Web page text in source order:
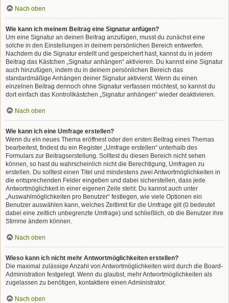
Nach oben
Wie kann ich meinem Beitrag eine Signatur anfügen?
Um eine Signatur an deinen Beitrag anzufügen, musst du zunächst eine
solche in den Einstellungen in deinem persönlichen Bereich entwerfen.
Nachdem du die Signatur erstellt und gespeichert hast, kannst du in jedem
Beitrag das Kästchen „Signatur anhängen“ aktivieren. Du kannst eine Signatur
auch hinzufügen, indem du in deinem persönlichen Bereich das
standardmäßige Anhängen deiner Signatur aktivierst. Wenn du einen
einzelnen Beitrag dennoch ohne Signatur verfassen möchtest, so kannst du
dort einfach das Kontrollkästchen „Signatur anhängen“ wieder deaktivieren.
Nach oben
Wie kann ich eine Umfrage erstellen?
Wenn du ein neues Thema eröffnest oder den ersten Beitrag eines Themas
bearbeitest, findest du ein Register „Umfrage erstellen“ unterhalb des
Formulars zur Beitragserstellung. Solltest du diesen Bereich nicht sehen
können, so hast du wahrscheinlich nicht die Berechtigung, Umfragen zu
erstellen. Du solltest einen Titel und mindestens zwei Antwortmöglichkeiten in
die entsprechenden Felder eingeben und dabei sicherstellen, dass jede
Antwortmöglichkeit in einer eigenen Zeile steht. Du kannst auch unter
„Auswahlmöglichkeiten pro Benutzer“ festlegen, wie viele Optionen ein
Benutzer auswählen kann, welches Zeitlimit für die Umfrage gilt (0 bedeutet
dabei eine zeitlich unbegrenzte Umfrage) und schließlich, ob die Benutzer ihre
Stimme ändern können.
Nach oben
Wieso kann ich nicht mehr Antwortmöglichkeiten erstellen?
Die maximal zulässige Anzahl von Antwortmöglichkeiten wird durch die Board-
Administration festgelegt. Wenn du glaubst, mehr Antwortmöglichkeiten als
zugelassen zu benötigen, kontaktiere einen Administrator.
Nach oben